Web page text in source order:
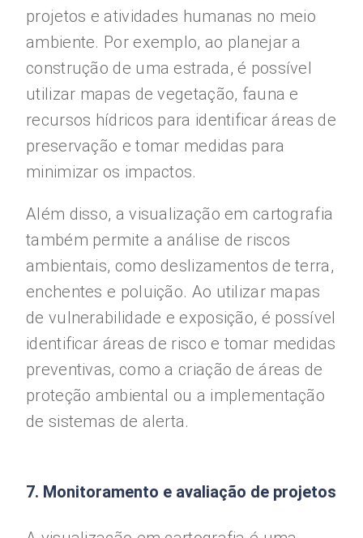
projetos e atividades humanas no meio
ambiente. Por exemplo, ao planejar a
construção de uma estrada, é possível
utilizar mapas de vegetação, fauna e
recursos hídricos para identificar áreas de
preservação e tomar medidas para
minimizar os impactos.
Além disso, a visualização em cartografia
também permite a análise de riscos
ambientais, como deslizamentos de terra,
enchentes e poluição. Ao utilizar mapas
de vulnerabilidade e exposição, é possível
identificar áreas de risco e tomar medidas
preventivas, como a criação de áreas de
proteção ambiental ou a implementação
de sistemas de alerta.
7. Monitoramento e avaliação de projetos